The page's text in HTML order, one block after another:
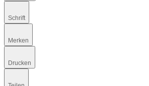
Schrift
Merken
Drucken